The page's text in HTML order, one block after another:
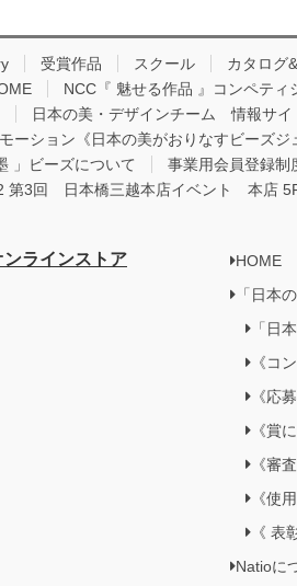
受賞作品 スクール カタログ
NCC『 魅せる作品 』コンペティ
日本の美・デザインチーム 情報サイ
ーション《日本の美がおりなすビーズジ
」ビーズについて
事業用会員登録制
第3回 日本橋三越本店イベント 本店
ラインストア
HOME
「日本
「日
《コ
《応
《賞
《審
《使
《 表
Natioに